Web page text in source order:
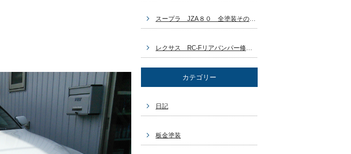
スープラ JZA８０ 全塗装その６ GX７１乗ろうかなぁ～(^_^) 豊田市 板金塗装
レクサス RC-Fリアバンパー修理 ブログ作成するの忘れてた～ 豊田市 板金塗装車両
カテゴリー
日記
板金塗装